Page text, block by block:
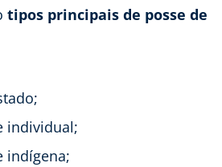
tipos principais de posse de
individual;
indígena;